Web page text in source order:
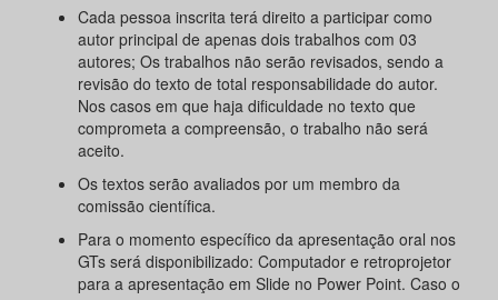
Cada pessoa inscrita terá direito a participar como
autor principal de apenas dois trabalhos com 03
autores; Os trabalhos não serão revisados, sendo a
revisão do texto de total responsabilidade do autor.
Nos casos em que haja dificuldade no texto que
comprometa a compreensão, o trabalho não será
aceito.
Os textos serão avaliados por um membro da
comissão científica.
Para o momento específico da apresentação oral nos
GTs será disponibilizado: Computador e retroprojetor
para a apresentação em Slide no Power Point. Caso o